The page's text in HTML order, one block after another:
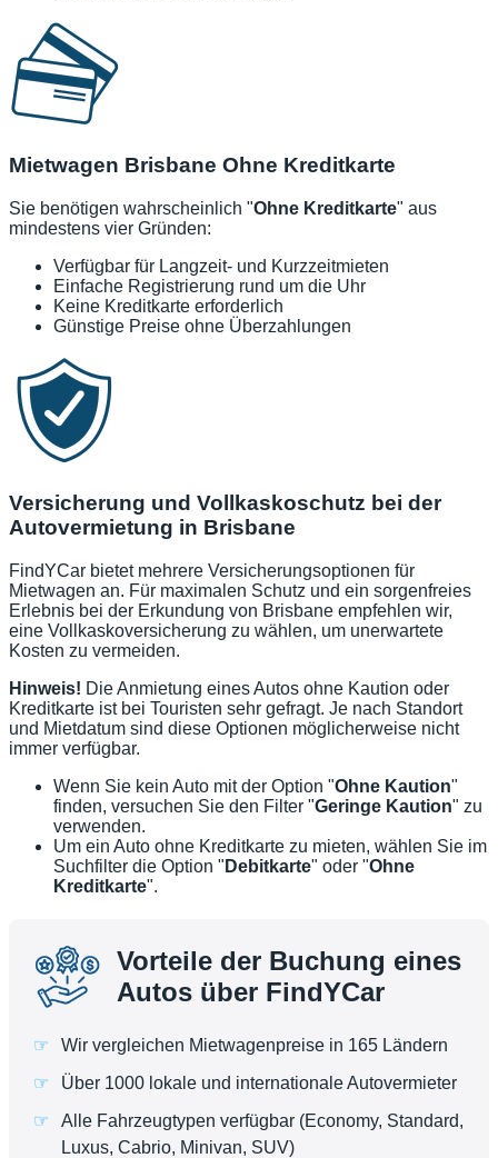
Mietwagen Brisbane Ohne Kreditkarte
Sie benötigen wahrscheinlich "Ohne Kreditkarte" aus
mindestens vier Gründen:
Verfügbar für Langzeit- und Kurzzeitmieten
Einfache Registrierung rund um die Uhr
Keine Kreditkarte erforderlich
Günstige Preise ohne Überzahlungen
Versicherung und Vollkaskoschutz bei der
Autovermietung in Brisbane
FindYCar bietet mehrere Versicherungsoptionen für
Mietwagen an. Für maximalen Schutz und ein sorgenfreies
Erlebnis bei der Erkundung von Brisbane empfehlen wir,
eine Vollkaskoversicherung zu wählen, um unerwartete
Kosten zu vermeiden.
Hinweis! Die Anmietung eines Autos ohne Kaution oder
Kreditkarte ist bei Touristen sehr gefragt. Je nach Standort
und Mietdatum sind diese Optionen möglicherweise nicht
immer verfügbar.
Wenn Sie kein Auto mit der Option "Ohne Kaution"
finden, versuchen Sie den Filter "Geringe Kaution" zu
verwenden.
Um ein Auto ohne Kreditkarte zu mieten, wählen Sie im
Suchfilter die Option " Debitkarte" oder "Ohne
Kreditkarte".
Vorteile der Buchung eines
Autos über FindYCar
Wir vergleichen Mietwagenpreise in 165 Ländern
Über 1000 lokale und internationale Autovermieter
Alle Fahrzeugtypen verfügbar (Economy, Standard,
Luxus, Cabrio, Minivan, SUV)